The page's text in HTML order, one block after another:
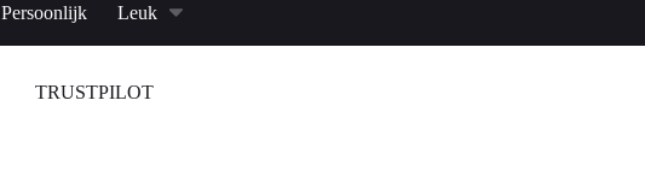
Persoonlijk Leuk
TRUSTPILOT